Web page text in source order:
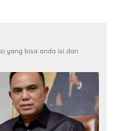
yang bisa anda isi dan